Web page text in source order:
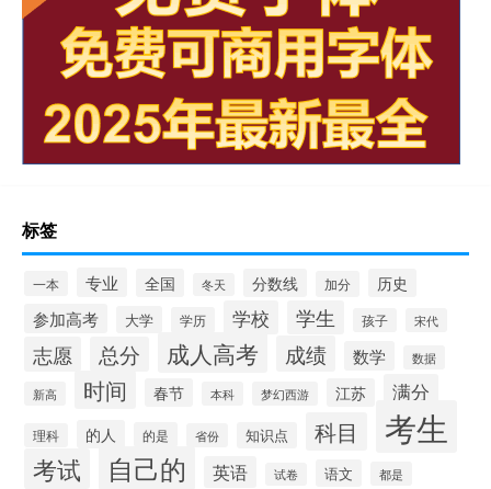
标签
一本 专业 全国 冬天 分数线 加分 历史
参加高考 大学 学历 学校 学生 孩子 宋代
志愿 总分 成人高考 成绩 数学 数据
新高 时间 春节 本科 梦幻西游 江苏 满分
理科 的人 的是 省份 知识点 科目 考生
考试 自己的 英语 试卷 语文 都是